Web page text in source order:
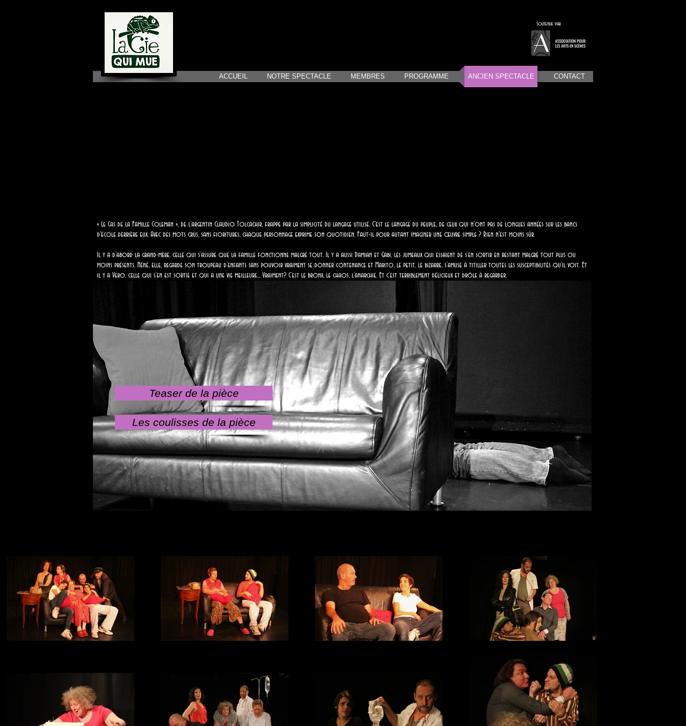
ACCUEIL NOTRE SPECTACLE MEMBRES PROGRAMME ANCIEN SPECTACLE CONTACT
Soutenue par
« Le Cas de la Famille Coleman », de l’argentin Claudio Tolcachir, frappe par la simplicité du langage utilisé. C'est le langage du peuple, de ceux qui n'ont pas de longues années sur les bancs
d'école derrière eux. Avec des mots crus, sans fioritures, chaque personnage exprime son quotidien. Faut-il pour autant imaginer une œuvre simple ? Rien n'est moins sûr.
Il y a d’abord la grand-mère, celle qui s’assure que la famille fonctionne malgré tout. Il y a aussi Damian et Gabi, les jumeaux qui essaient de s’en sortir en restant malgré tout plus ou
moins présents. Néné, elle, regarde son troupeau d’enfants sans pouvoir vraiment se donner contenance et Marito, le petit, le bizarre, s’amuse à titiller toutes les susceptibilités qu’il voit. Et
il y a Vero, celle qui s’en est sortie et qui a une vie meilleure... Vraiment? C’est le bronx, le chaos, l’anarchie. Et c’est terriblement délicieux et drôle à regarder.
Teaser de la pièce
Les coulisses de la pièce